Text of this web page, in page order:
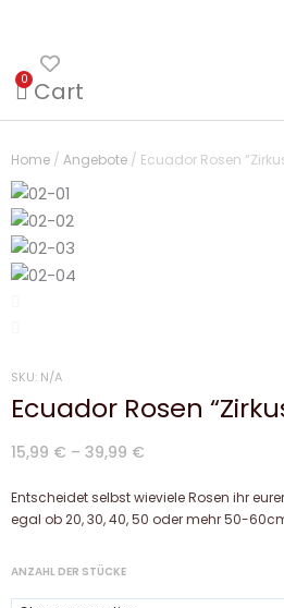
0 Cart
Home / Angebote / Ecuador Rosen
SKU: N/A
Ecuador Rosen
15,99 € – 39,99 €
range:
Entscheidet selbst wieviele Rosen ihr
egal ob 20, 30, 40, 50 oder mehr 50-
ANZAHL DER STÜCKE
Rosen
"Zirkus"
quantity